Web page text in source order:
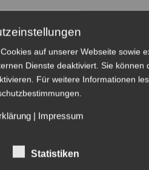
Eine
und der
ist
auf unserer Webseite sowie
Dienste deaktiviert. Sie können
Für weitere Informationen
| Impressum
Statistiken